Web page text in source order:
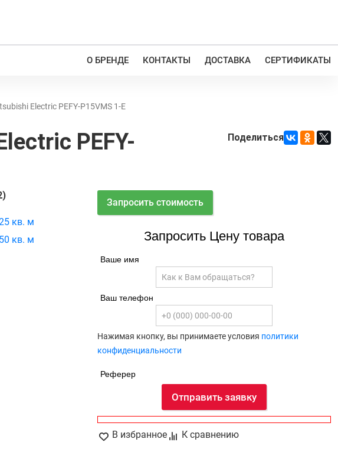
О БРЕНДЕ КОНТАКТЫ ДОСТАВКА СЕРТИФИКАТЫ
Electric PEFY-P15VMS 1-E
PEFY-
Поделиться
Запросить стоимость
Запросить Цену товара
Ваше имя
Ваш телефон
Нажимая кнопку, вы принимаете условия политики
конфиденциальности
Реферер
Отправить заявку
В избранное К сравнению
кв. м
кв. м